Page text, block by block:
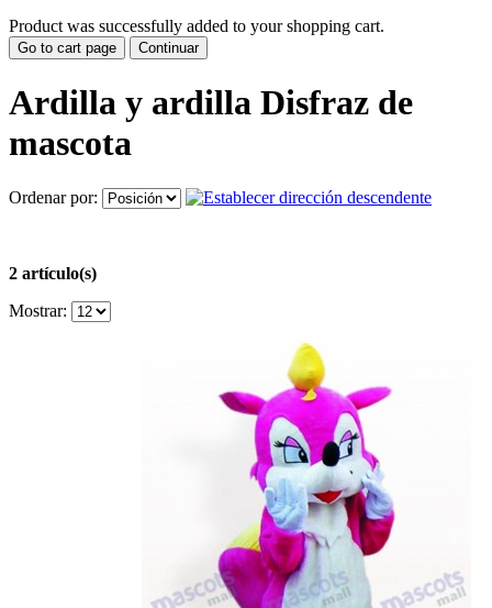
Product was successfully added to your shopping cart.
Go to cart page Continuar
Ardilla y ardilla Disfraz de
mascota
Ordenar por:
2 artículo(s)
Mostrar: